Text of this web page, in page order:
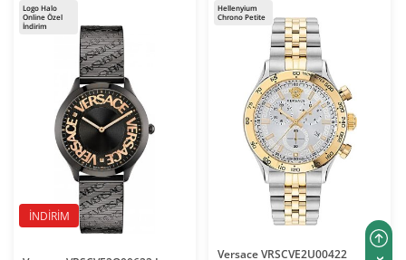
Logo Halo
Online Özel
İndirim
İNDIRIM
Hellenyium
Chrono Petite
Versace VRSCVE2U00422